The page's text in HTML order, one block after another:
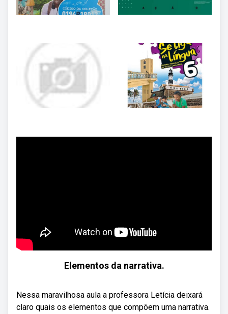
Elementos da narrativa.
Nessa maravilhosa aula a professora Letícia deixará
claro quais os elementos que compõem uma narrativa.